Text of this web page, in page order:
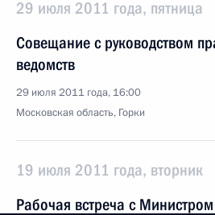
29 июля 2011 года, пятница
Совещание с руководством
ведомств
29 июля 2011 года, 16:00
Московская область, Горки
19 июля 2011 года, вторник
Рабочая встреча с Министром